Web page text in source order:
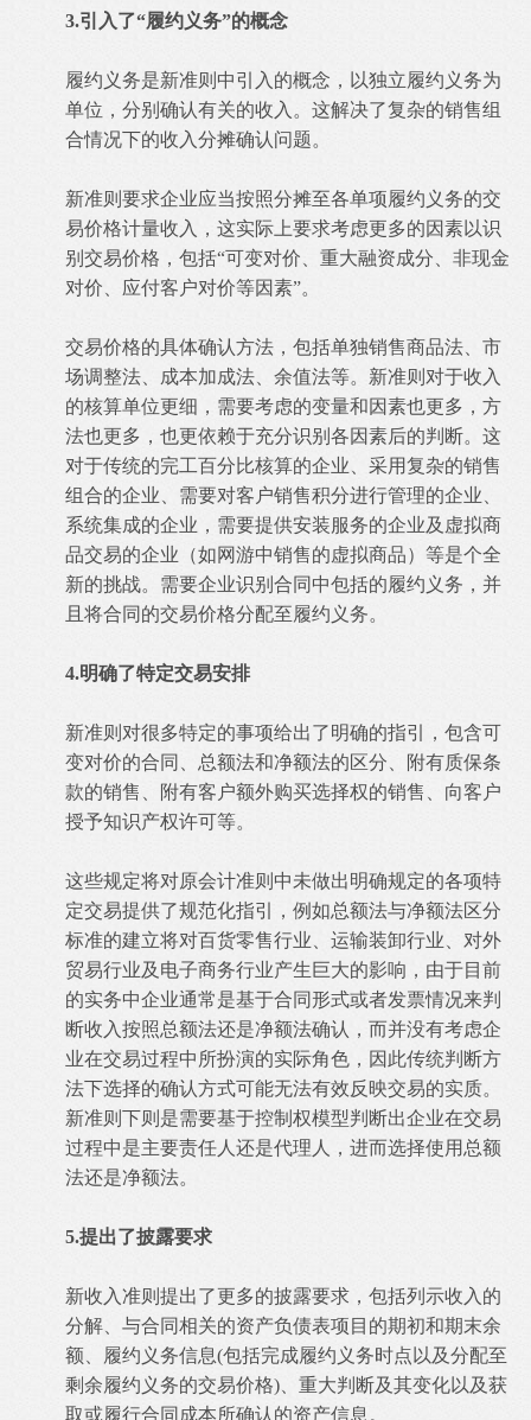
3.引入了“履约义务”的概念
履约义务是新准则中引入的概念，以独立履约义务为
单位，分别确认有关的收入。这解决了复杂的销售组
合情况下的收入分摊确认问题。
新准则要求企业应当按照分摊至各单项履约义务的交
易价格计量收入，这实际上要求考虑更多的因素以识
别交易价格，包括“可变对价、重大融资成分、非现金
对价、应付客户对价等因素”。
交易价格的具体确认方法，包括单独销售商品法、市
场调整法、成本加成法、余值法等。新准则对于收入
的核算单位更细，需要考虑的变量和因素也更多，方
法也更多，也更依赖于充分识别各因素后的判断。这
对于传统的完工百分比核算的企业、采用复杂的销售
组合的企业、需要对客户销售积分进行管理的企业、
系统集成的企业，需要提供安装服务的企业及虚拟商
品交易的企业（如网游中销售的虚拟商品）等是个全
新的挑战。需要企业识别合同中包括的履约义务，并
且将合同的交易价格分配至履约义务。
4.明确了特定交易安排
新准则对很多特定的事项给出了明确的指引，包含可
变对价的合同、总额法和净额法的区分、附有质保条
款的销售、附有客户额外购买选择权的销售、向客户
授予知识产权许可等。
这些规定将对原会计准则中未做出明确规定的各项特
定交易提供了规范化指引，例如总额法与净额法区分
标准的建立将对百货零售行业、运输装卸行业、对外
贸易行业及电子商务行业产生巨大的影响，由于目前
的实务中企业通常是基于合同形式或者发票情况来判
断收入按照总额法还是净额法确认，而并没有考虑企
业在交易过程中所扮演的实际角色，因此传统判断方
法下选择的确认方式可能无法有效反映交易的实质。
新准则下则是需要基于控制权模型判断出企业在交易
过程中是主要责任人还是代理人，进而选择使用总额
法还是净额法。
5.提出了披露要求
新收入准则提出了更多的披露要求，包括列示收入的
分解、与合同相关的资产负债表项目的期初和期末余
额、履约义务信息(包括完成履约义务时点以及分配至
剩余履约义务的交易价格)、重大判断及其变化以及获
取或履行合同成本所确认的资产信息。